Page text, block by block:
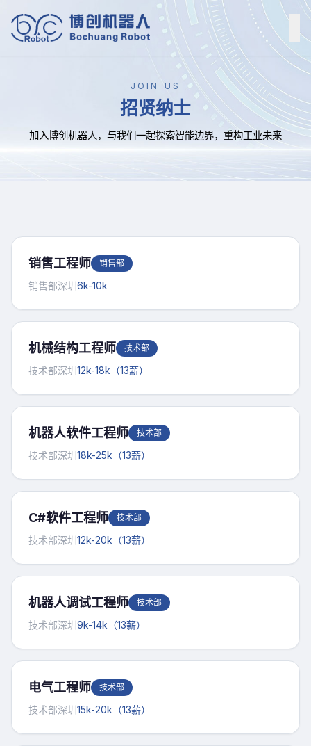
JOIN US
招贤纳士
加入博创机器人，与我们一起探索智能边界，重构工业未来
销售工程师 销售部
销售部深圳6k-10k
机械结构工程师 技术部
技术部深圳12k-18k（13薪）
机器人软件工程师 技术部
技术部深圳18k-25k（13薪）
C#软件工程师 技术部
技术部深圳12k-20k（13薪）
机器人调试工程师 技术部
技术部深圳9k-14k（13薪）
电气工程师 技术部
技术部深圳15k-20k（13薪）